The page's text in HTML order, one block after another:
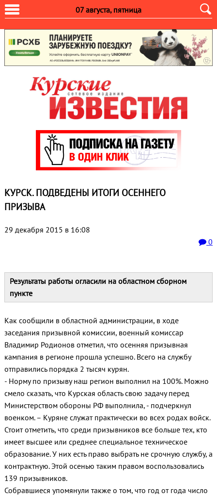
07 августа, пятница
КУРСК. ПОДВЕДЕНЫ ИТОГИ ОСЕННЕГО
ПРИЗЫВА
29 декабря 2015 в 16:08
0
Результаты работы огласили на областном сборном
пункте
Как сообщили в областной администрации, в ходе
заседания призывной комиссии, военный комиссар
Владимир Родионов отметил, что осенняя призывная
кампания в регионе прошла успешно. Всего на службу
отправились порядка 2 тысяч курян.
- Норму по призыву наш регион выполнил на 100%. Можно
смело сказать, что Курская область свою задачу перед
Министерством обороны РФ выполнила, - подчеркнул
военком. – Куряне служат практически во всех родах войск.
Стоит отметить, что среди призывников все больше тех, кто
имеет высшее или среднее специальное техническое
образование. У них есть право выбрать не срочную службу, а
контрактную. Этой осенью таким правом воспользовались
139 призывников.
Собравшиеся упомянули также о том, что год от года число